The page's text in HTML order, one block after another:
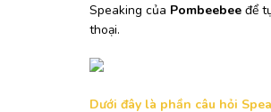
Speaking của Pombeebeeđể
thoại.
Dưới đây là phần câu hỏi